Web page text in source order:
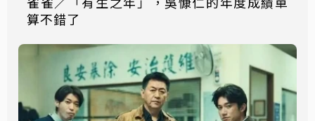
算不錯了